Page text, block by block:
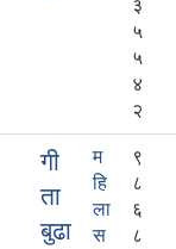
३
५
५
४
२
गी
ता
बुढा
म
हि
ला
स
९
८
६
८